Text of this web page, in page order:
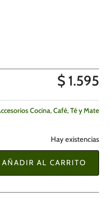
$1.595
Cocina,Café, Té y Mate
Hay existencias
AÑADIR AL CARRITO